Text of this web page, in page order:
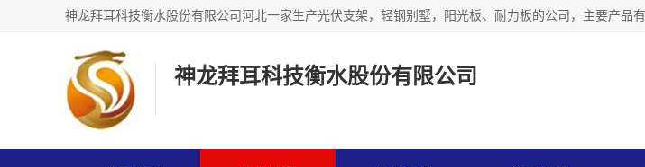
神龙拜耳科技衡水股份有限公司